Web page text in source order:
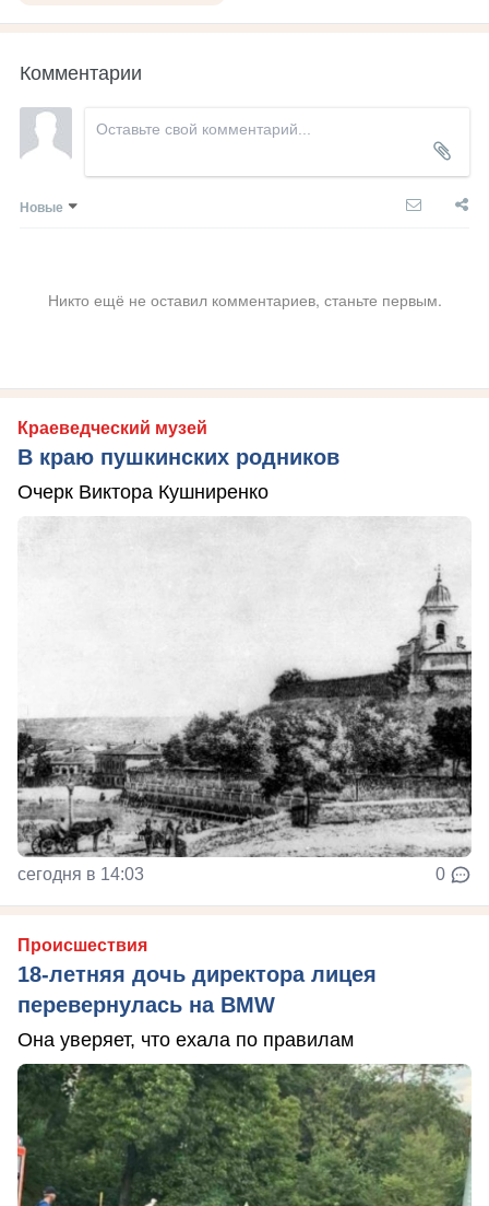
Комментарии
Новые
Никто ещё не оставил комментариев, станьте первым.
Краеведческий музей
В краю пушкинских родников
Очерк Виктора Кушниренко
сегодня в 14:03 0
Происшествия
18-летняя дочь директора лицея
перевернулась на BMW
Она уверяет, что ехала по правилам